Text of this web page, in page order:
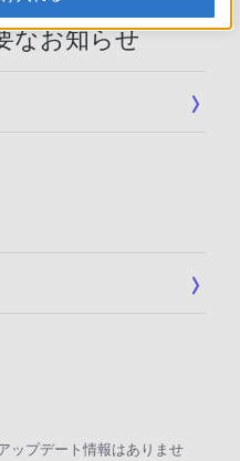
なお知らせ
ップデート情報はありませ